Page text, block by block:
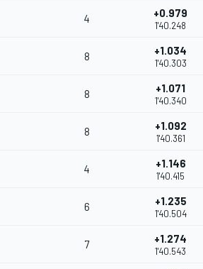
4 +0.979
1'40.248
8 +1.034
1'40.303
8 +1.071
1'40.340
8 +1.092
1'40.361
4 +1.146
1'40.415
6 +1.235
1'40.504
7 +1.274
1'40.543